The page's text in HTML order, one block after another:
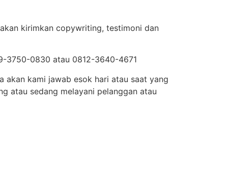
kirimkan copywriting, testimoni dan
3750-0830 atau 0812-3640-4671
akan kami jawab esok hari atau saat yang
atau sedang melayani pelanggan atau